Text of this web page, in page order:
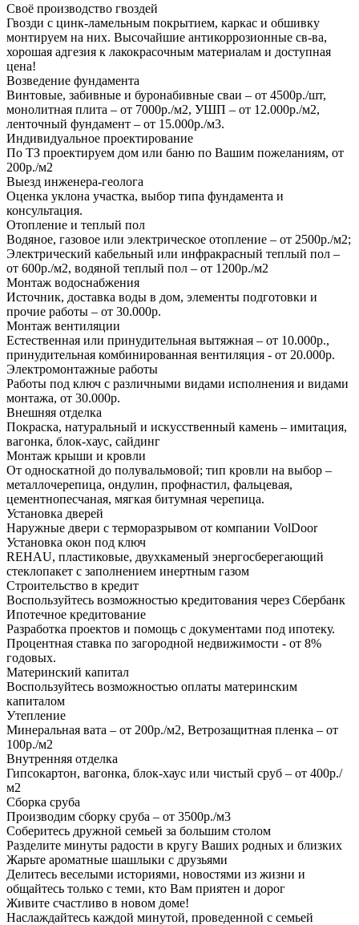
Своё производство гвоздей
Гвозди с цинк-ламельным покрытием, каркас и обшивку
монтируем на них. Высочайшие антикоррозионные св-ва,
хорошая адгезия к лакокрасочным материалам и доступная
цена!
Возведение фундамента
Винтовые, забивные и буронабивные сваи – от 4500р./шт,
монолитная плита – от 7000р./м2, УШП – от 12.000р./м2,
ленточный фундамент – от 15.000р./м3.
Индивидуальное проектирование
По ТЗ проектируем дом или баню по Вашим пожеланиям, от
200р./м2
Выезд инженера-геолога
Оценка уклона участка, выбор типа фундамента и
консультация.
Отопление и теплый пол
Водяное, газовое или электрическое отопление – от 2500р./м2;
Электрический кабельный или инфракрасный теплый пол –
от 600р./м2, водяной теплый пол – от 1200р./м2
Монтаж водоснабжения
Источник, доставка воды в дом, элементы подготовки и
прочие работы – от 30.000р.
Монтаж вентиляции
Естественная или принудительная вытяжная – от 10.000р.,
принудительная комбинированная вентиляция - от 20.000р.
Электромонтажные работы
Работы под ключ с различными видами исполнения и видами
монтажа, от 30.000р.
Внешняя отделка
Покраска, натуральный и искусственный камень – имитация,
вагонка, блок-хаус, сайдинг
Монтаж крыши и кровли
От односкатной до полувальмовой; тип кровли на выбор –
металлочерепица, ондулин, профнастил, фальцевая,
цементнопесчаная, мягкая битумная черепица.
Установка дверей
Наружные двери с терморазрывом от компании VolDoor
Установка окон под ключ
REHAU, пластиковые, двухкаменый энергосберегающий
стеклопакет с заполнением инертным газом
Строительство в кредит
Воспользуйтесь возможностью кредитования через Сбербанк
Ипотечное кредитование
Разработка проектов и помощь с документами под ипотеку.
Процентная ставка по загородной недвижимости - от 8%
годовых.
Материнский капитал
Воспользуйтесь возможностью оплаты материнским
капиталом
Утепление
Минеральная вата – от 200р./м2, Ветрозащитная пленка – от
100р./м2
Внутренняя отделка
Гипсокартон, вагонка, блок-хаус или чистый сруб – от 400р./
м2
Сборка сруба
Производим сборку сруба – от 3500р./м3
Соберитесь дружной семьей за большим столом
Разделите минуты радости в кругу Ваших родных и близких
Жарьте ароматные шашлыки с друзьями
Делитесь веселыми историями, новостями из жизни и
общайтесь только с теми, кто Вам приятен и дорог
Живите счастливо в новом доме!
Наслаждайтесь каждой минутой, проведенной с семьей